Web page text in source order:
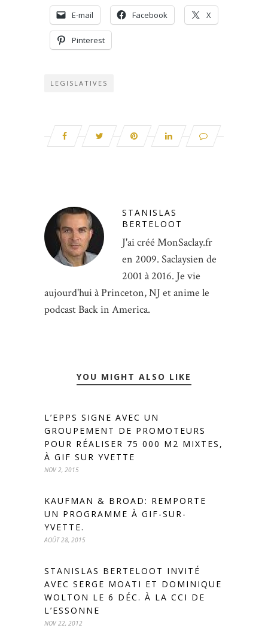
E-mail Facebook X
Pinterest
LEGISLATIVES
STANISLAS
BERTELOOT
J'ai créé MonSaclay.fr
en 2009. Saclaysien de
2001 à 2016. Je vie
aujourd'hui à Princeton, NJ et anime le
podcast Back in America.
YOU MIGHT ALSO LIKE
L’EPPS SIGNE AVEC UN
GROUPEMENT DE PROMOTEURS
POUR RÉALISER 75 000 M2 MIXTES,
À GIF SUR YVETTE
NOV 2, 2015
KAUFMAN & BROAD: REMPORTE
UN PROGRAMME À GIF-SUR-
YVETTE.
AOÛT 28, 2015
STANISLAS BERTELOOT INVITÉ
AVEC SERGE MOATI ET DOMINIQUE
WOLTON LE 6 DÉC. À LA CCI DE
L’ESSONNE
NOV 22, 2012